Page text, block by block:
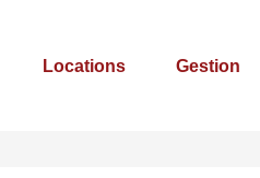
Locations Gestion